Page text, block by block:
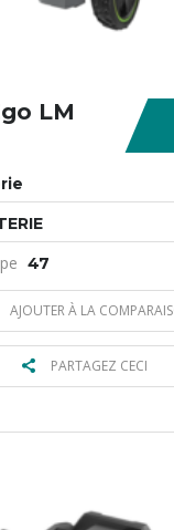
LM
47
AJOUTER À LA
PARTAGEZ CECI